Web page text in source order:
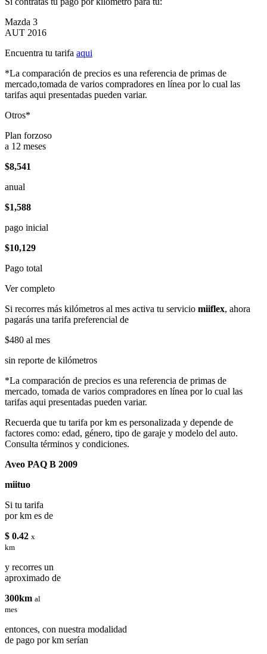
Mazda 3
AUT 2016
Encuentra tu tarifa aqui
*La comparación de precios es una referencia de primas de
mercado,tomada de varios compradores en línea por lo cual las
tarifas aqui presentadas pueden variar.
Otros*
Plan forzoso
a 12 meses
$8,541
anual
$1,588
pago inicial
$10,129
Pago total
Ver completo
Si recorres más kilómetros al mes activa tu servicio miiflex, ahora
pagarás una tarifa preferencial de
$480 al mes
sin reporte de kilómetros
*La comparación de precios es una referencia de primas de
mercado, tomada de varios compradores en línea por lo cual las
tarifas aqui presentadas pueden variar.
Recuerda que tu tarifa por km es personalizada y depende de
factores como: edad, género, tipo de garaje y modelo del auto.
Consulta términos y condiciones.
Aveo PAQ B 2009
miituo
Si tu tarifa
por km es de
$ 0.42 x
km
y recorres un
aproximado de
300km al
mes
entonces, con nuestra modalidad
de pago por km serían